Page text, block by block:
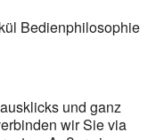
Bedienphilosophie
und ganz
wir Sie via